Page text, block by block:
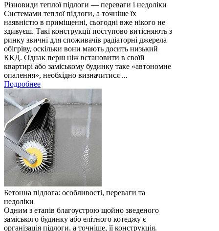
Різновиди теплої підлоги — переваги і недоліки
Системами теплої підлоги, а точніше їх
наявністю в приміщенні, сьогодні вже нікого не
здивуєш. Такі конструкції поступово витісняють з
ринку звичні для споживачів радіаторні джерела
обігріву, оскільки вони мають досить низький
ККД. Однак перш ніж встановити в своїй
квартирі або заміському будинку таке «автономне
опалення», необхідно визначитися ...
Подробнее
Бетонна підлога: особливості, переваги та
недоліки
Одним з етапів благоустрою щойно зведеного
заміського будинку або елітного котеджу є
організація підлоги, а точніше, її конструкція.